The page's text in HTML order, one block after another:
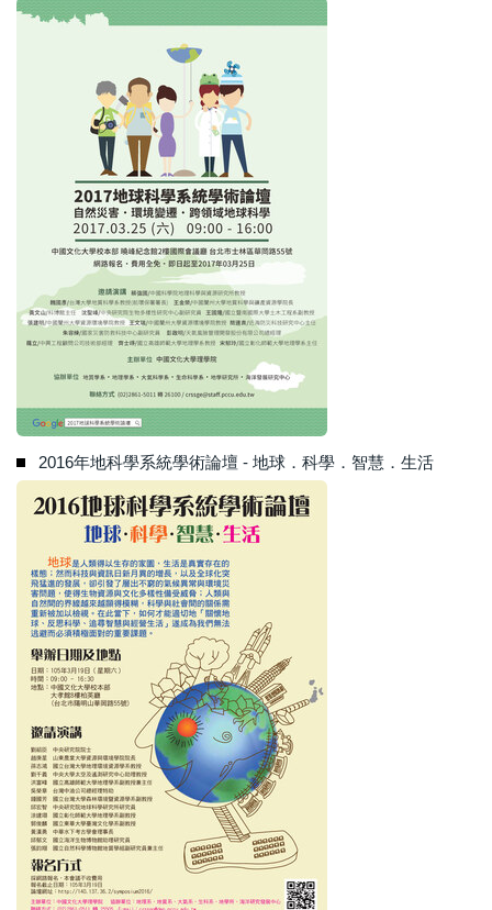
2016年地科學系統學術論壇 - 地球．科學．智慧．生活